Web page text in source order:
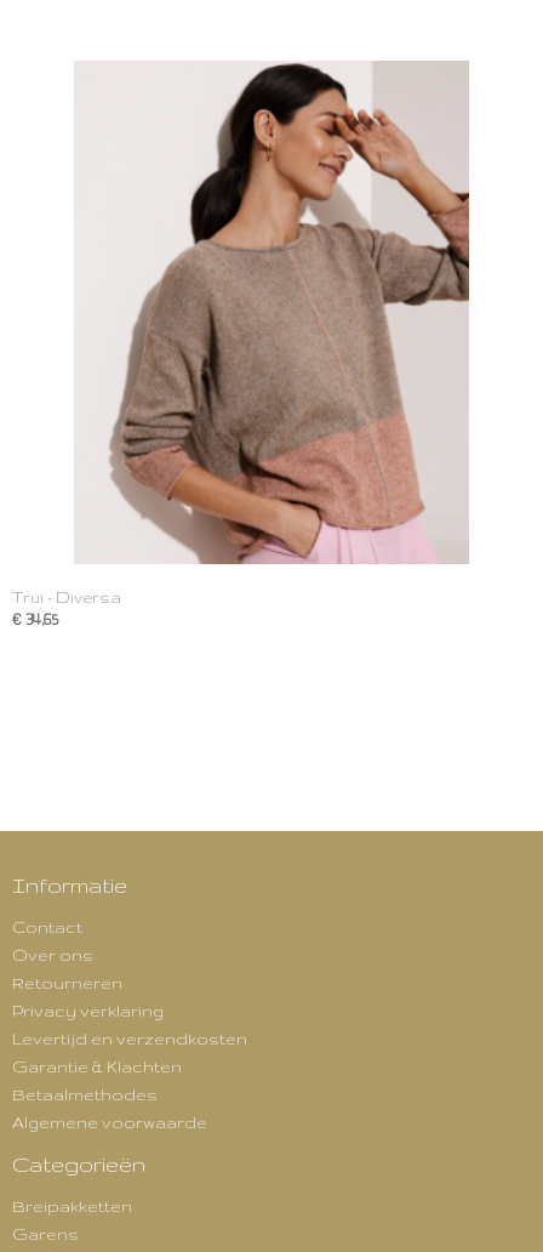
Trui - Diversa
€ 34,65
Informatie
Contact
Over ons
Retourneren
Privacy verklaring
Levertijd en verzendkosten
Garantie & Klachten
Betaalmethodes
Algemene voorwaarde
Categorieën
Breipakketten
Garens